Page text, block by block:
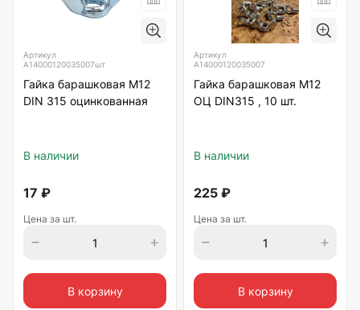
Артикул
А14000120035007шт
Гайка барашковая М12
DIN 315 оцинкованная
В наличии
17 ₽
Цена за шт.
В корзину
Артикул
А14000120035007
Гайка барашковая М12
ОЦ DIN315 , 10 шт.
В наличии
225 ₽
Цена за шт.
В корзину